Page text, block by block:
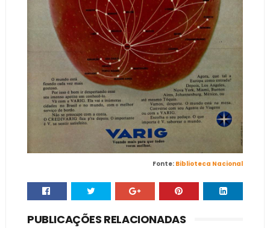
Fonte: Biblioteca Nacional
PUBLICAÇÕES RELACIONADAS